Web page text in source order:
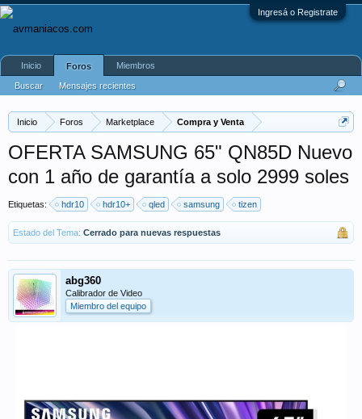
Ingresá o Registrate
Inicio Foros Marketplace Compra y Venta
OFERTA SAMSUNG 65" QN85D Nuevo
con 1 año de garantía a solo 2999 soles
Etiquetas: hdr10 hdr10+ qled samsung tizen
Estado del Tema: Cerrado para nuevas respuestas
abg360
Calibrador de Video
Miembro del equipo
Inicio
Foros
Buscar
Mensajes recientes
Miembros